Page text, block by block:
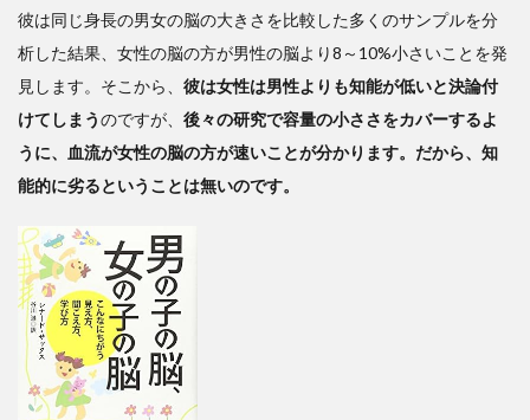
ン)
彼は同じ身長の男女の脳の大きさを比較した多くのサンプルを分
析した結果、女性の脳の方が男性の脳より8～10%小さいことを発
見します。そこから、 彼は女性は男性よりも知能が低いと決論付
けてしまうのですが、 後々の研究で容量の小ささをカバーするよ
うに、血流が女性の脳の方が速いことが分かります。だから、知
能的に劣るということは無いのです。